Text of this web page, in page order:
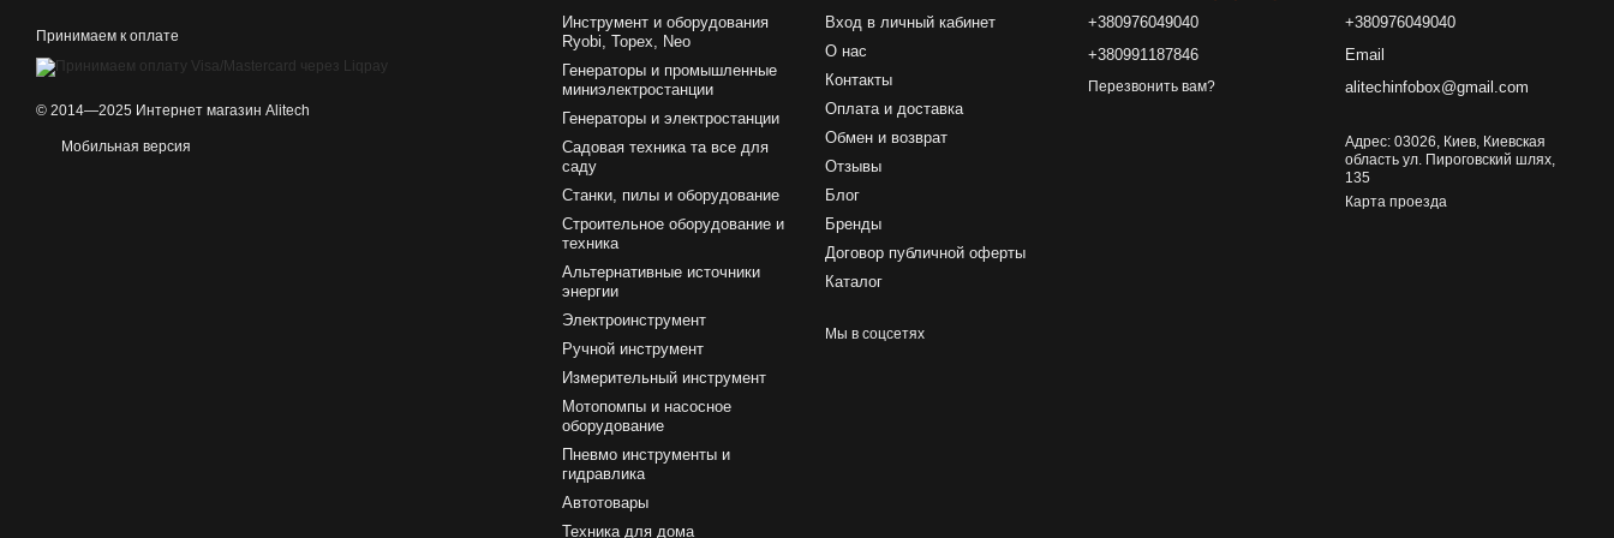
Принимаем к оплате
© 2014—2025 Интернет магазин Alitech
Мобильная версия
Инструмент и оборудования
Ryobi, Topex, Neo
Генераторы и промышленные
миниэлектростанции
Генераторы и электростанции
Садовая техника та все для
саду
Станки, пилы и оборудование
Строительное оборудование и
техника
Альтернативные источники
энергии
Электроинструмент
Ручной инструмент
Измерительный инструмент
Мотопомпы и насосное
оборудование
Пневмо инструменты и
гидравлика
Автотовары
Техника для дома
Вход в личный кабинет
О нас
Контакты
Оплата и доставка
Обмен и возврат
Отзывы
Блог
Бренды
Договор публичной оферты
Каталог
Мы в соцсетях
+380976049040
+380991187846
Перезвонить вам?
+380976049040
Email
alitechinfobox@gmail.com
Адрес: 03026, Киев, Киевская
область ул. Пироговский шлях,
135
Карта проезда